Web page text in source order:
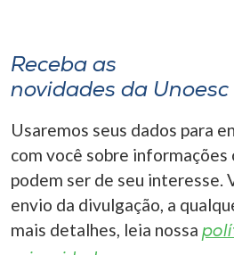
Receba as
novidades da Unoesc
Usaremos seus dados para
com você sobre informações
podem ser de seu interesse.
envio da divulgação, a
mais detalhes, leia nossa